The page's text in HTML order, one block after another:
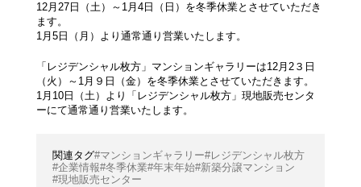
12月27日（土）～1月4日（日）を冬季休業とさせていただき
ます。
1月5日（月）より通常通り営業いたします。
「レジデンシャル枚方」マンションギャラリーは12月2３日
（火）～1月９日（金）を冬季休業とさせていただきます。
1月10日（土）より「レジデンシャル枚方」現地販売センタ
ーにて通常通り営業いたします。
マンションギャラリー レジデンシャル枚方
企業情報 冬季休業 年末年始 新築分譲マンション
現地販売センター